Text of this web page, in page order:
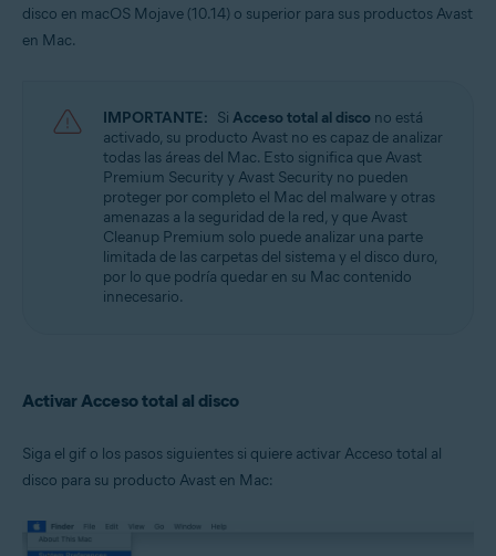
disco en macOS Mojave (10.14) o superior para sus productos Avast
en Mac.
IMPORTANTE: Si Acceso total al disco no está
activado, su producto Avast no es capaz de analizar
todas las áreas del Mac. Esto significa que Avast
Premium Security y Avast Security no pueden
proteger por completo el Mac del malware y otras
amenazas a la seguridad de la red, y que Avast
Cleanup Premium solo puede analizar una parte
limitada de las carpetas del sistema y el disco duro,
por lo que podría quedar en su Mac contenido
innecesario.
Activar Acceso total al disco
Siga el gif o los pasos siguientes si quiere activar Acceso total al
disco para su producto Avast en Mac: